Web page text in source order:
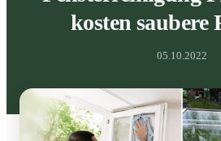
kosten saubere
05.10.2022